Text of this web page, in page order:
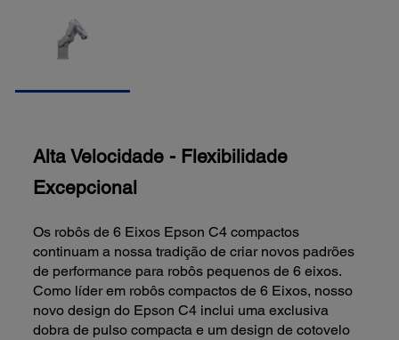
Alta Velocidade - Flexibilidade
Excepcional
Os robôs de 6 Eixos Epson C4 compactos
continuam a nossa tradição de criar novos padrões
de performance para robôs pequenos de 6 eixos.
Como líder em robôs compactos de 6 Eixos, nosso
novo design do Epson C4 inclui uma exclusiva
dobra de pulso compacta e um design de cotovelo